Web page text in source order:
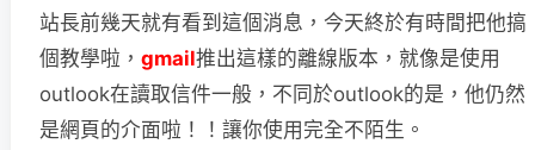
站長前幾天就有看到這個消息，今天終於有時間把他搞
個教學啦， gmail推出這樣的離線版本，就像是使用
outlook在讀取信件一般，不同於outlook的是，他仍然
是網頁的介面啦！！讓你使用完全不陌生。